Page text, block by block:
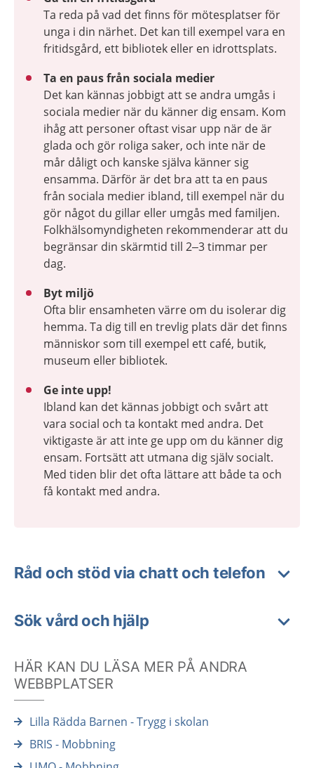
Ta reda på vad det finns för mötesplatser för
unga i din närhet. Det kan till exempel vara en
fritidsgård, ett bibliotek eller en idrottsplats.
Ta en paus från sociala medier
Det kan kännas jobbigt att se andra umgås i
sociala medier när du känner dig ensam. Kom
ihåg att personer oftast visar upp när de är
glada och gör roliga saker, och inte när de
mår dåligt och kanske själva känner sig
ensamma. Därför är det bra att ta en paus
från sociala medier ibland, till exempel när du
gör något du gillar eller umgås med familjen.
Folkhälsomyndigheten rekommenderar att du
begränsar din skärmtid till 2–3 timmar per
dag.
Byt miljö
Ofta blir ensamheten värre om du isolerar dig
hemma. Ta dig till en trevlig plats där det finns
människor som till exempel ett café, butik,
museum eller bibliotek.
Ge inte upp!
Ibland kan det kännas jobbigt och svårt att
vara social och ta kontakt med andra. Det
viktigaste är att inte ge upp om du känner dig
ensam. Fortsätt att utmana dig själv socialt.
Med tiden blir det ofta lättare att både ta och
få kontakt med andra.
Råd och stöd via chatt och telefon
Sök vård och hjälp
HÄR KAN DU LÄSA MER PÅ ANDRA
WEBBPLATSER
Lilla Rädda Barnen - Trygg i skolan
BRIS - Mobbning